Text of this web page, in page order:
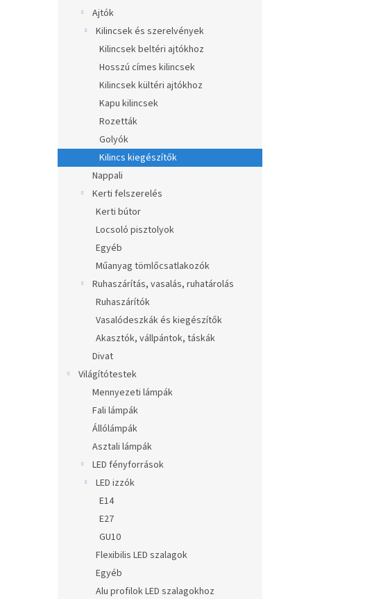
Ajtók
Kilincsek és szerelvények
Kilincsek beltéri ajtókhoz
Hosszú címes kilincsek
Kilincsek kültéri ajtókhoz
Kapu kilincsek
Rozetták
Golyók
Kilincs kiegészítők
Nappali
Kerti felszerelés
Kerti bútor
Locsoló pisztolyok
Egyéb
Műanyag tömlőcsatlakozók
Ruhaszárítás, vasalás, ruhatárolás
Ruhaszárítók
Vasalódeszkák és kiegészítők
Akasztók, vállpántok, táskák
Divat
Világítótestek
Mennyezeti lámpák
Fali lámpák
Állólámpák
Asztali lámpák
LED fényforrások
LED izzók
E14
E27
GU10
Flexibilis LED szalagok
Egyéb
Alu profilok LED szalagokhoz